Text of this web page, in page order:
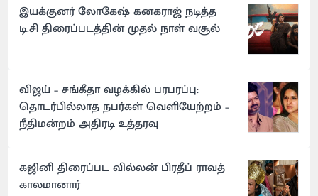
இயக்குனர் லோகேஷ் கனகராஜ் நடித்த
டி.சி திரைப்படத்தின் முதல் நாள் வசூல்
விஜய் – சங்கீதா வழக்கில் பரபரப்பு:
தொடர்பில்லாத நபர்கள் வெளியேற்றம் –
நீதிமன்றம் அதிரடி உத்தரவு
கஜினி திரைப்பட வில்லன் பிரதீப் ராவத்
காலமானார்